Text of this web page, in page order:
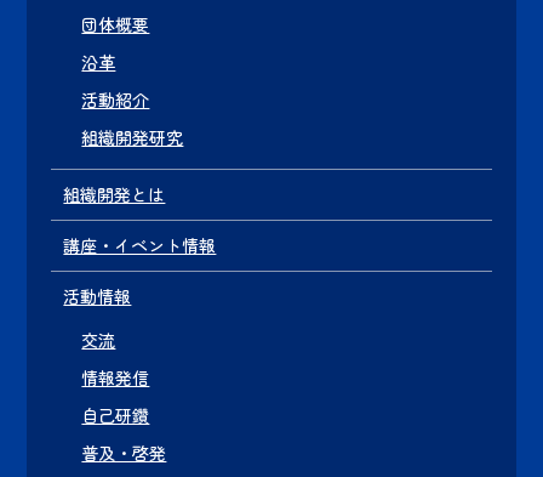
団体概要
沿革
活動紹介
組織開発研究
組織開発とは
講座・イベント情報
活動情報
交流
情報発信
自己研鑽
普及・啓発